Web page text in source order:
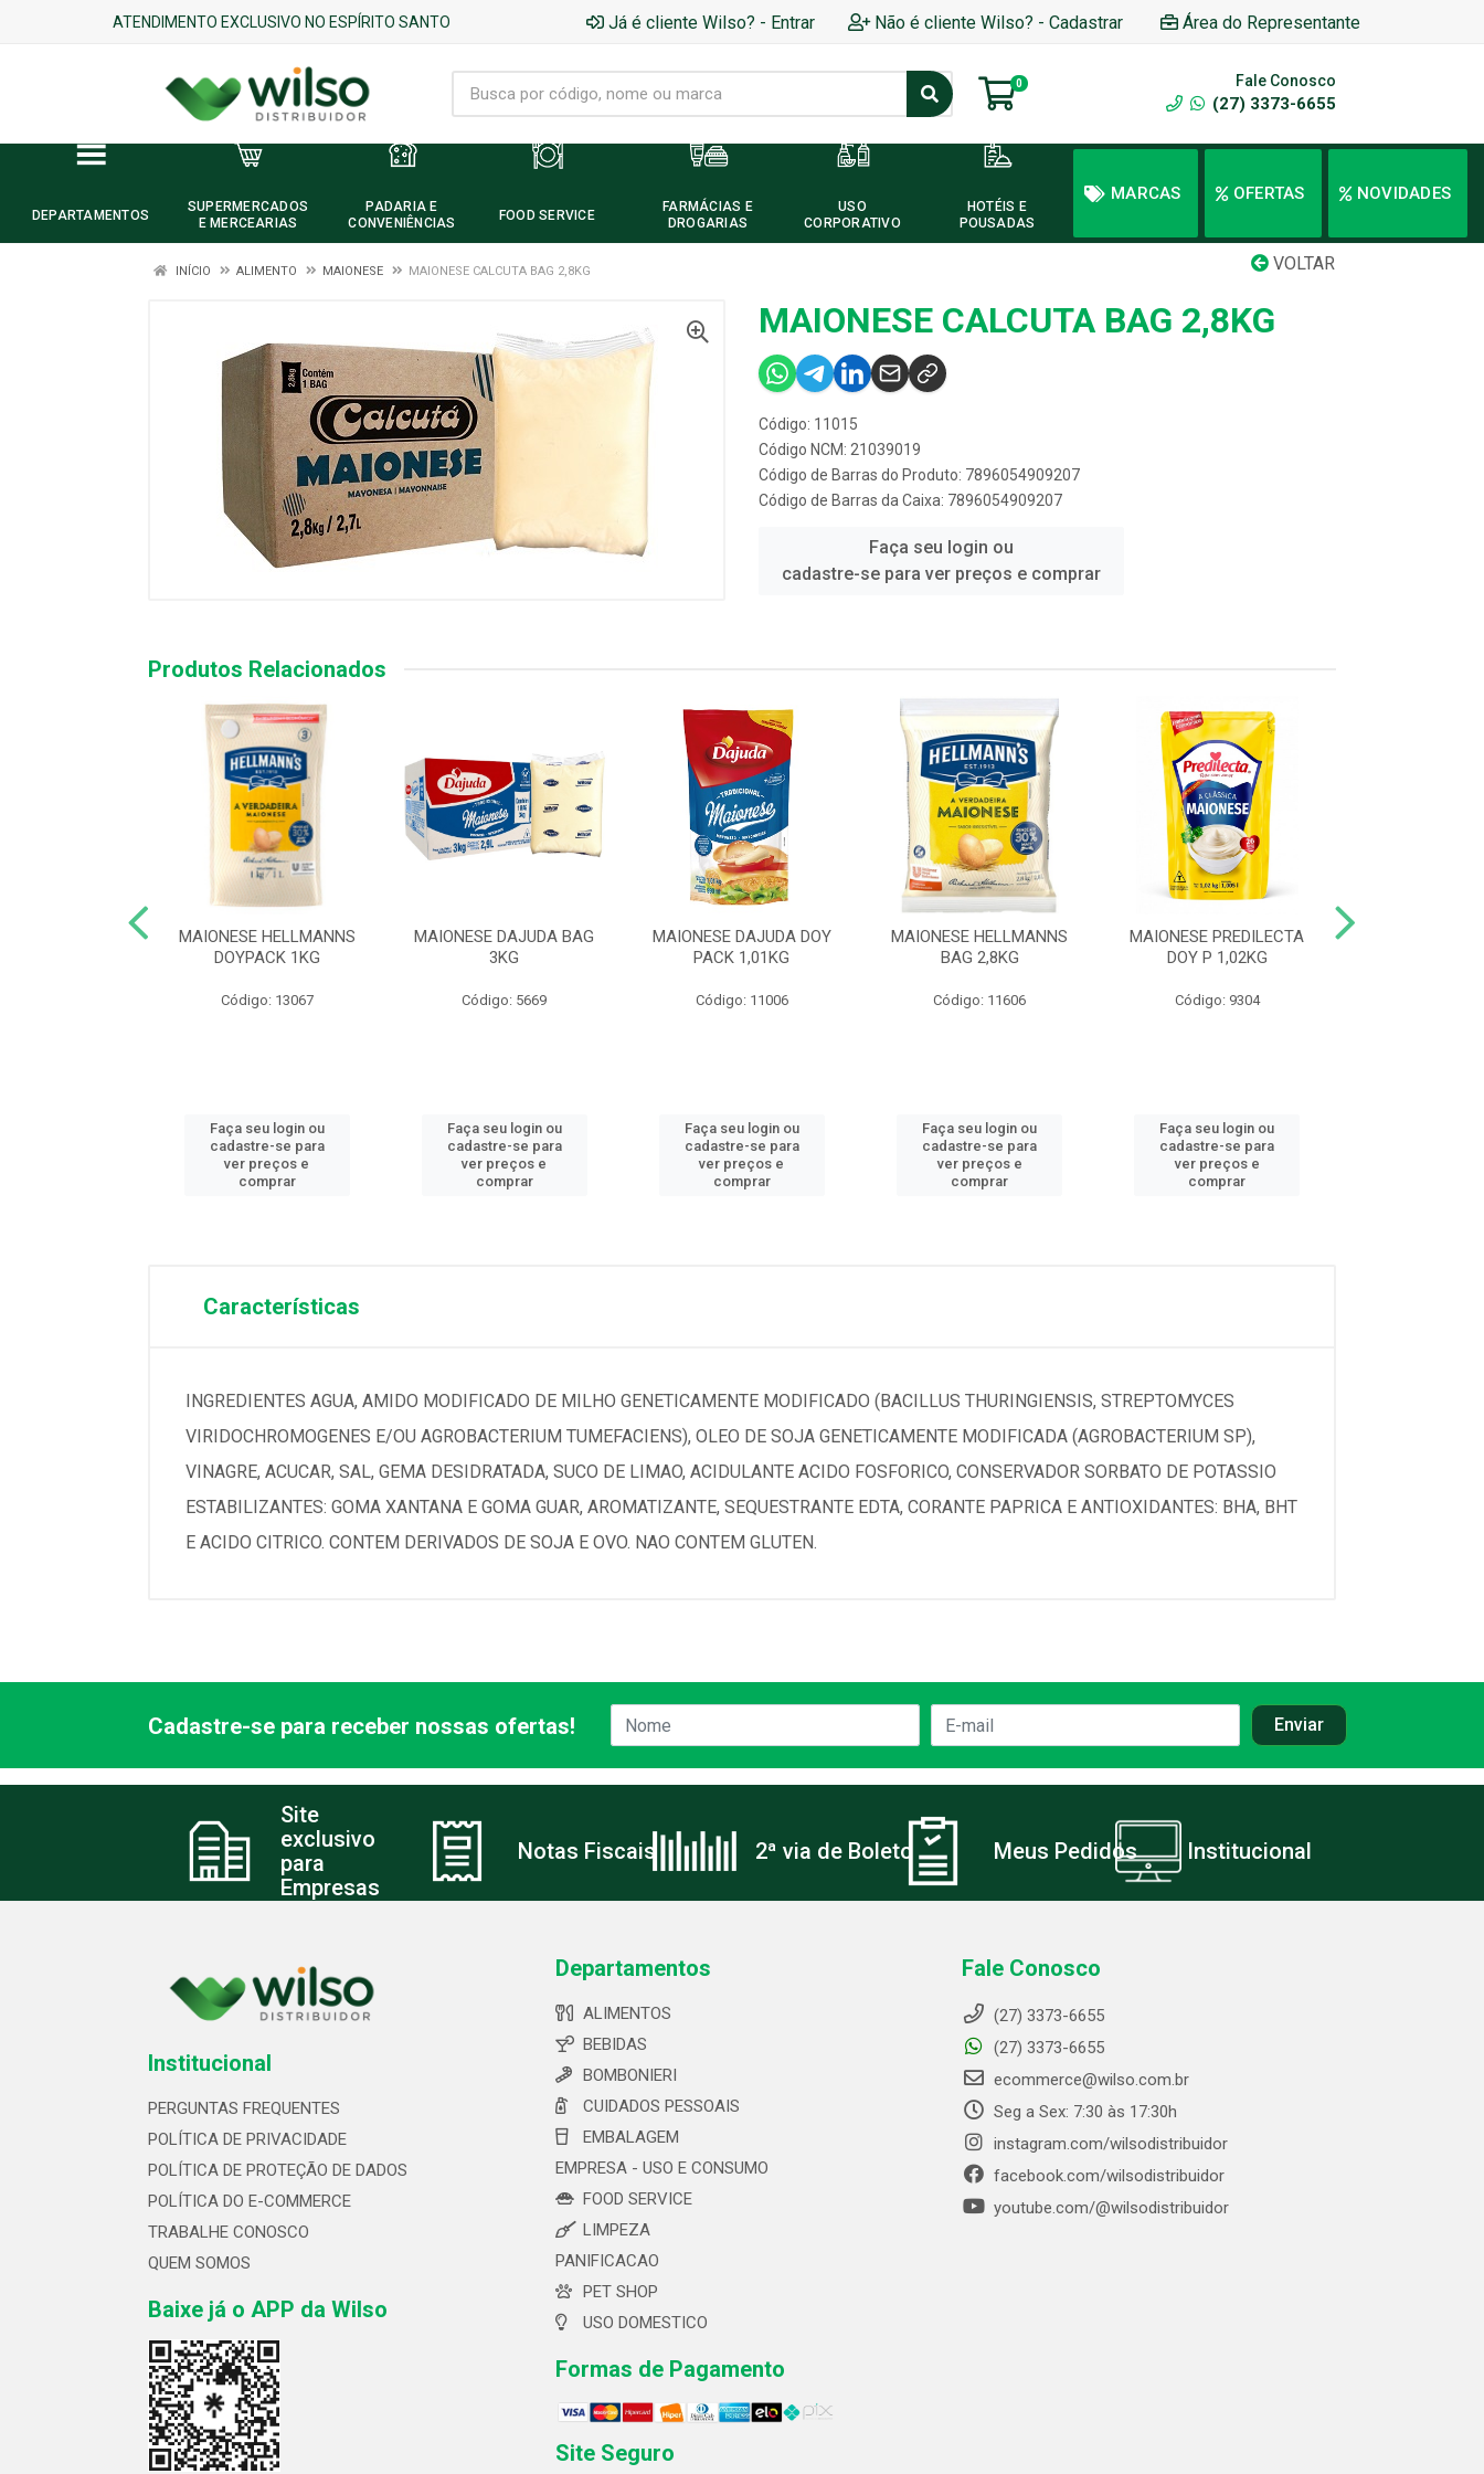
ATENDIMENTO EXCLUSIVO NO ESPÍRITO SANTO Já é cliente Wilso? - Entrar Não é cliente Wilso? - Cadastrar Área do Representante
0 Fale Conosco
(27) 3373-6655
DEPARTAMENTOS
SUPERMERCADOS
E MERCEARIAS
PADARIA E
CONVENIÊNCIAS
FOOD SERVICE
FARMÁCIAS E
DROGARIAS
USO
CORPORATIVO
HOTÉIS E
POUSADAS
MARCAS OFERTAS NOVIDADES
VOLTAR
INÍCIO ALIMENTO MAIONESE MAIONESE CALCUTA BAG 2,8KG
MAIONESE CALCUTA BAG 2,8KG
Código: 11015
Código NCM: 21039019
Código de Barras do Produto: 7896054909207
Código de Barras da Caixa: 7896054909207
Faça seu login ou
cadastre-se para ver preços e comprar
Produtos Relacionados
MAIONESE HELLMANNS
DOYPACK 1KG
Código: 13067
Faça seu login ou
cadastre-se para
ver preços e
comprar
MAIONESE DAJUDA BAG
3KG
Código: 5669
Faça seu login ou
cadastre-se para
ver preços e
comprar
MAIONESE DAJUDA DOY
PACK 1,01KG
Código: 11006
Faça seu login ou
cadastre-se para
ver preços e
comprar
MAIONESE HELLMANNS
BAG 2,8KG
Código: 11606
Faça seu login ou
cadastre-se para
ver preços e
comprar
MAIONESE PREDILECTA
DOY P 1,02KG
Código: 9304
Faça seu login ou
cadastre-se para
ver preços e
comprar
Características
INGREDIENTES AGUA, AMIDO MODIFICADO DE MILHO GENETICAMENTE MODIFICADO (BACILLUS THURINGIENSIS, STREPTOMYCES
VIRIDOCHROMOGENES E/OU AGROBACTERIUM TUMEFACIENS), OLEO DE SOJA GENETICAMENTE MODIFICADA (AGROBACTERIUM SP),
VINAGRE, ACUCAR, SAL, GEMA DESIDRATADA, SUCO DE LIMAO, ACIDULANTE ACIDO FOSFORICO, CONSERVADOR SORBATO DE POTASSIO
ESTABILIZANTES: GOMA XANTANA E GOMA GUAR, AROMATIZANTE, SEQUESTRANTE EDTA, CORANTE PAPRICA E ANTIOXIDANTES: BHA, BHT
E ACIDO CITRICO. CONTEM DERIVADOS DE SOJA E OVO. NAO CONTEM GLUTEN.
Cadastre-se para receber nossas ofertas!
Site
exclusivo
para
Empresas
Notas Fiscais 2ª via de Boleto Meus Pedidos Institucional
Institucional
PERGUNTAS FREQUENTES
POLÍTICA DE PRIVACIDADE
POLÍTICA DE PROTEÇÃO DE DADOS
POLÍTICA DO E-COMMERCE
TRABALHE CONOSCO
QUEM SOMOS
Baixe já o APP da Wilso
Departamentos
ALIMENTOS
BEBIDAS
BOMBONIERI
CUIDADOS PESSOAIS
EMBALAGEM
EMPRESA - USO E CONSUMO
FOOD SERVICE
LIMPEZA
PANIFICACAO
PET SHOP
USO DOMESTICO
Formas de Pagamento
Site Seguro
Fale Conosco
(27) 3373-6655
(27) 3373-6655
ecommerce@wilso.com.br
Seg a Sex: 7:30 às 17:30h
instagram.com/wilsodistribuidor
facebook.com/wilsodistribuidor
youtube.com/@wilsodistribuidor